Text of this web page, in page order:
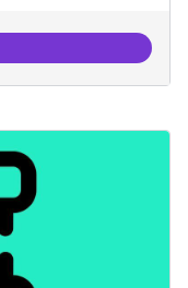
anuals de referència